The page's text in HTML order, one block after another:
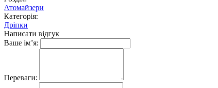
Атомайзери
Категорія:
Дріпки
Написати відгук
Ваше ім’я:
Переваги: